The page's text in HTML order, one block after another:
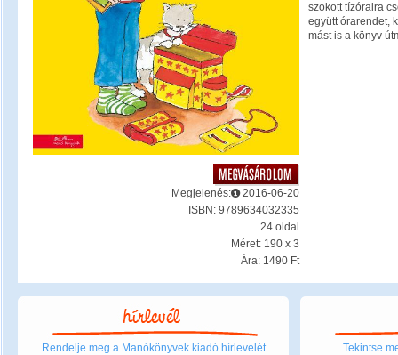
Megjelenés:
2016-06-20
ISBN: 9789634032335
24 oldal
Méret: 190 x 3
Ára: 1490 Ft
szokott tízóraira
együtt órarendet,
mást is a könyv
Rendelje meg a Manókönyvek kiadó hírlevelét Tekintse